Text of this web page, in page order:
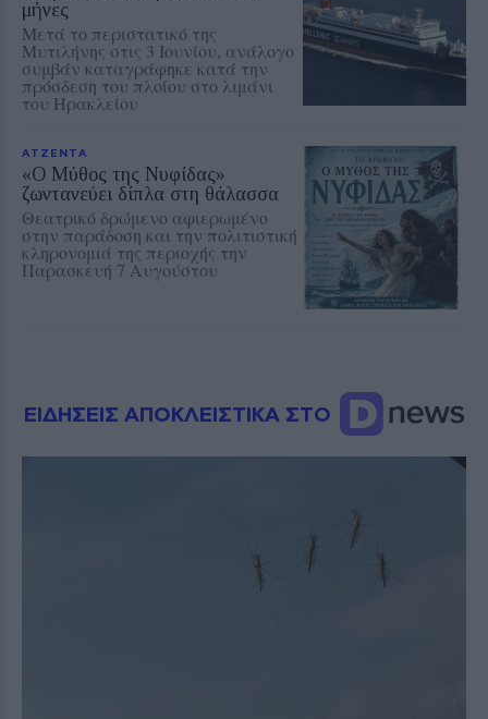
μήνες
Μετά το περιστατικό της
Μυτιλήνης στις 3 Ιουνίου, ανάλογο
συμβάν καταγράφηκε κατά την
πρόσδεση του πλοίου στο λιμάνι
του Ηρακλείου
ΑΤΖΕΝΤΑ
«Ο Μύθος της Νυφίδας»
ζωντανεύει δίπλα στη θάλασσα
Θεατρικό δρώμενο αφιερωμένο
στην παράδοση και την πολιτιστική
κληρονομιά της περιοχής την
Παρασκευή 7 Αυγούστου
ΕΙΔΗΣΕΙΣ ΑΠΟΚΛΕΙΣΤΙΚΑ ΣΤΟ